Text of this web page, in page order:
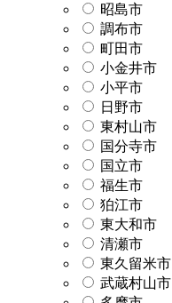
昭島市
調布市
町田市
小金井市
小平市
日野市
東村山市
国分寺市
国立市
福生市
狛江市
東大和市
清瀬市
東久留米市
武蔵村山市